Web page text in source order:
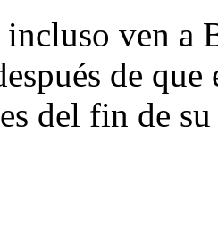
ven a
de que
del fin de